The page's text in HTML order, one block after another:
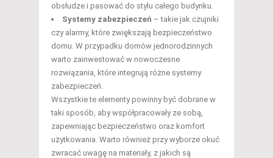
obsłudze i pasować do stylu całego budynku.
Systemy zabezpieczeń – takie jak czujniki
czy alarmy, które zwiększają bezpieczeństwo
domu. W przypadku domów jednorodzinnych
warto zainwestować w nowoczesne
rozwiązania, które integrują różne systemy
zabezpieczeń.
Wszystkie te elementy powinny być dobrane w
taki sposób, aby współpracowały ze sobą,
zapewniając bezpieczeństwo oraz komfort
użytkowania. Warto również przy wyborze okuć
zwracać uwagę na materiały, z jakich są